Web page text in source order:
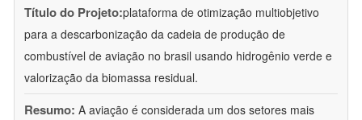
Título do Projeto:plataforma de otimização multiobjetivo
para a descarbonização da cadeia de produção de
combustível de aviação no brasil usando hidrogênio verde e
valorização da biomassa residual.
Resumo: A aviação é considerada um dos setores mais